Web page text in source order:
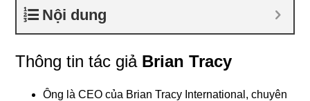
Nội dung
Thông tin tác giả Brian Tracy
Ông là CEO của Brian Tracy International, chuyên